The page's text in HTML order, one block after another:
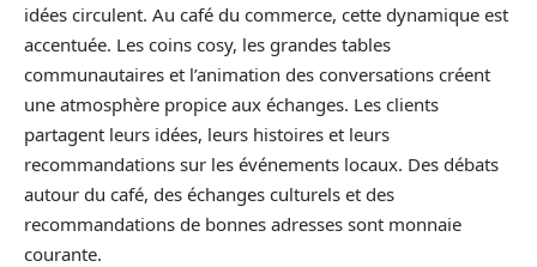
idées circulent. Au café du commerce, cette dynamique est
accentuée. Les coins cosy, les grandes tables
communautaires et l’animation des conversations créent
une atmosphère propice aux échanges. Les clients
partagent leurs idées, leurs histoires et leurs
recommandations sur les événements locaux. Des débats
autour du café, des échanges culturels et des
recommandations de bonnes adresses sont monnaie
courante.